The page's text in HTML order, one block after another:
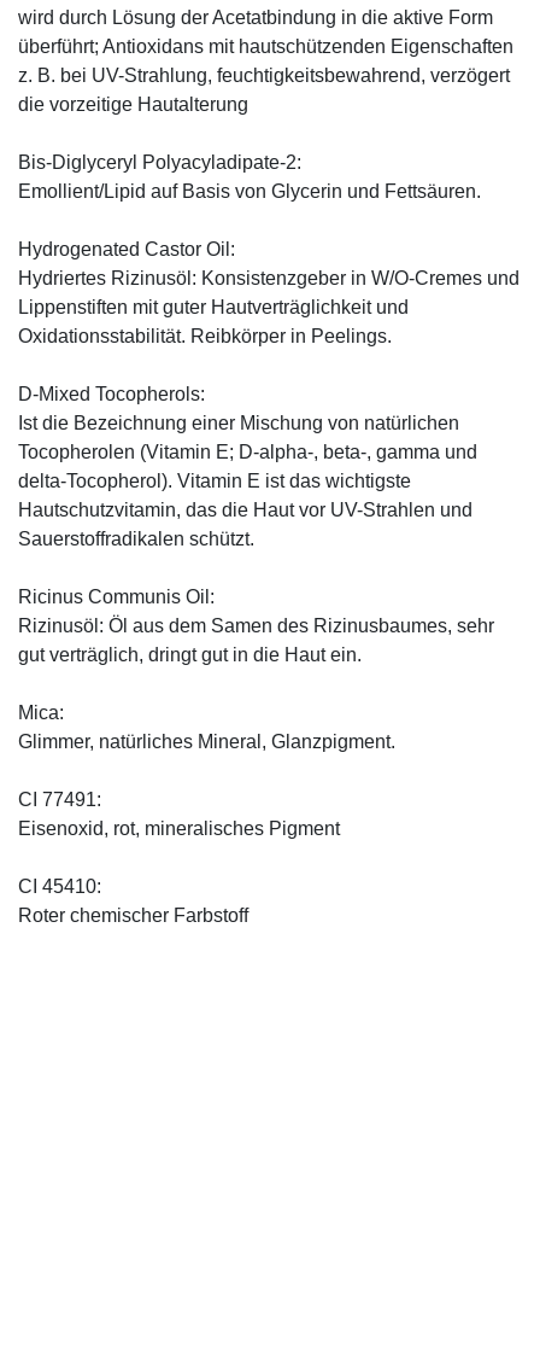
wird durch Lösung der Acetatbindung in die aktive Form
überführt; Antioxidans mit hautschützenden Eigenschaften
z. B. bei UV-Strahlung, feuchtigkeitsbewahrend, verzögert
die vorzeitige Hautalterung
Bis-Diglyceryl Polyacyladipate-2:
Emollient/Lipid auf Basis von Glycerin und Fettsäuren.
Hydrogenated Castor Oil:
Hydriertes Rizinusöl: Konsistenzgeber in W/O-Cremes und
Lippenstiften mit guter Hautverträglichkeit und
Oxidationsstabilität. Reibkörper in Peelings.
D-Mixed Tocopherols:
Ist die Bezeichnung einer Mischung von natürlichen
Tocopherolen (Vitamin E; D-alpha-, beta-, gamma und
delta-Tocopherol). Vitamin E ist das wichtigste
Hautschutzvitamin, das die Haut vor UV-Strahlen und
Sauerstoffradikalen schützt.
Ricinus Communis Oil:
Rizinusöl: Öl aus dem Samen des Rizinusbaumes, sehr
gut verträglich, dringt gut in die Haut ein.
Mica:
Glimmer, natürliches Mineral, Glanzpigment.
CI 77491:
Eisenoxid, rot, mineralisches Pigment
CI 45410:
Roter chemischer Farbstoff